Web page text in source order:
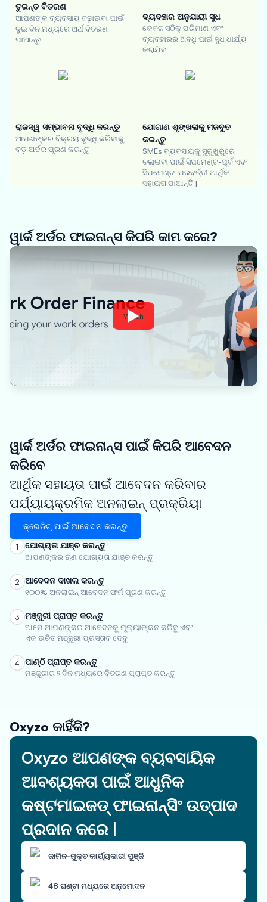
ତୁରନ୍ତ ବିତରଣ
ଆପଣଙ୍କ ବ୍ୟବସାୟ ବଢ଼ାଇବା ପାଇଁ
ଦୁଇ ଦିନ ମଧ୍ୟରେ ଅର୍ଥ ବିତରଣ
ପାଆନ୍ତୁ
ବ୍ୟବହାର ଅନୁଯାୟୀ ସୁଧ
କେବଳ ସଠିକ୍ ପରିମାଣ ଏବଂ
ବ୍ୟବହାରର ଅବଧି ପାଇଁ ସୁଧ ଧାର୍ଯ୍ୟ
କରାଯିବ
ରାଜସ୍ୱ ସମ୍ଭାବନା ବୃଦ୍ଧି କରନ୍ତୁ
ଆପଣଙ୍କର ବିକ୍ରୟ ବୃଦ୍ଧି କରିବାକୁ
ବଡ଼ ଅର୍ଡର ପୂରଣ କରନ୍ତୁ
ଯୋଗାଣ ଶୃଙ୍ଖଳାକୁ ମଜବୁତ
କରନ୍ତୁ
SMEs ବ୍ୟବସାୟକୁ ସୁରୁଖୁରୁରେ
ଚଳାଇବା ପାଇଁ ସିପମେଣ୍ଟ-ପୂର୍ବ ଏବଂ
ସିପମେଣ୍ଟ-ପରବର୍ତ୍ତୀ ଆର୍ଥିକ
ସହାୟତା ପାଆନ୍ତି |
ୱାର୍କ ଅର୍ଡର ଫାଇନାନ୍ସ କିପରି କାମ କରେ?
Watch
ୱାର୍କ ଅର୍ଡର ଫାଇନାନ୍ସ ପାଇଁ କିପରି ଆବେଦନ
କରିବେ
ଆର୍ଥିକ ସହାୟତା ପାଇଁ ଆବେଦନ କରିବାର
ପର୍ଯ୍ୟାୟକ୍ରମିକ ଅନଲାଇନ୍ ପ୍ରକ୍ରିୟା
କ୍ରେଡିଟ୍ ପାଇଁ ଆବେଦନ କରନ୍ତୁ
1 ଯୋଗ୍ୟତା ଯାଞ୍ଚ କରନ୍ତୁ
ଆପଣଙ୍କର ଋଣ ଯୋଗ୍ୟତା ଯାଞ୍ଚ କରନ୍ତୁ
2 ଆବେଦନ ଦାଖଲ କରନ୍ତୁ
୧୦୦% ଅନଲାଇନ୍ ଆବେଦନ ଫର୍ମ ପୂରଣ କରନ୍ତୁ
3 ମଞ୍ଜୁରୀ ପ୍ରାପ୍ତ କରନ୍ତୁ
ଆମେ ଆପଣଙ୍କର ଆବେଦନକୁ ମୂଲ୍ୟାଙ୍କନ କରିବୁ ଏବଂ
ଏକ ଉଚିତ ମଞ୍ଜୁରୀ ପ୍ରସ୍ତାବ ଦେବୁ
4 ପାଣ୍ଠି ପ୍ରାପ୍ତ କରନ୍ତୁ
ମଞ୍ଜୁରୀର ୨ ଦିନ ମଧ୍ୟରେ ବିତରଣ ପ୍ରାପ୍ତ କରନ୍ତୁ
Oxyzo କାହିଁକି?
Oxyzo ଆପଣଙ୍କ ବ୍ୟବସାୟିକ
ଆବଶ୍ୟକତା ପାଇଁ ଆଧୁନିକ
କଷ୍ଟମାଇଜଡ୍ ଫାଇନାନ୍ସିଂ ଉତ୍ପାଦ
ପ୍ରଦାନ କରେ |
ଜାମିନ-ମୁକ୍ତ କାର୍ଯ୍ୟକାରୀ ପୁଞ୍ଜି
48 ଘଣ୍ଟା ମଧ୍ୟରେ ଅନୁମୋଦନ